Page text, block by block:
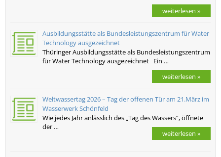
weiterlesen »
Ausbildungsstätte als Bundesleistungszentrum für Water
Technology ausgezeichnet
Thüringer Ausbildungsstätte als Bundesleistungszentrum
für Water Technology ausgezeichnet Ein …
weiterlesen »
Weltwassertag 2026 – Tag der offenen Tür am 21.März im
Wasserwerk Schönfeld
Wie jedes Jahr anlässlich des „Tag des Wassers“, öffnete
der …
weiterlesen »